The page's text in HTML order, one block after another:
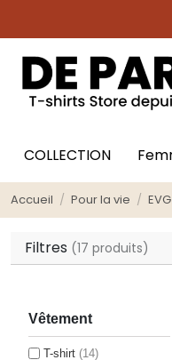
COLLECTION
Accueil Pour la vie
Filtres (17 produits)
Vêtement
T-shirt (14)